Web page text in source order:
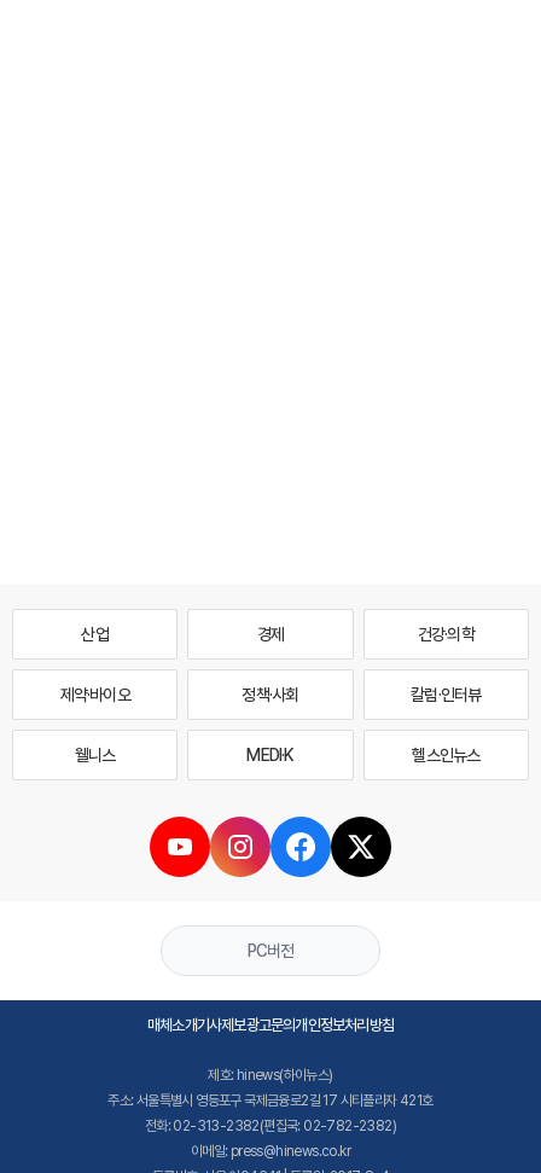
산업 경제 건강·의학
제약·바이오 정책·사회 칼럼·인터뷰
웰니스 MEDI·K 헬스인뉴스
PC버전
매체소개기사제보광고문의개인정보처리방침
제호: hinews(하이뉴스)
주소: 서울특별시 영등포구 국제금융로2길 17 시티플라자 421호
전화: 02-313-2382(편집국: 02-782-2382)
이메일: press@hinews.co.kr